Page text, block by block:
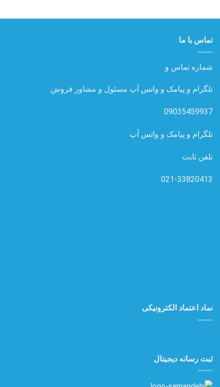
تماس با ما
شماره تماس و
تلگرام و پیامک و واتس آپ مسئول و مشاور فروش
09035459937
تلگرام و پیامک و واتس آپ
تلفن ثابت
021-33820413
نماد اعتماد الکترونیکی
ثبت رسانه دیجیتال